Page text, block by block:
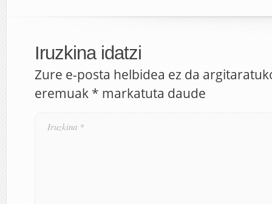
Iruzkina idatzi
Zure e-posta helbidea ez da
eremuak * markatuta daude